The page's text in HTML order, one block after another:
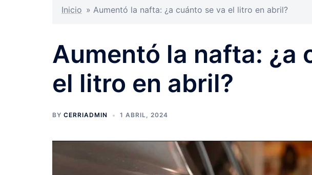
Inicio » Aumentó la nafta: ¿a cuánto se va el litro en abril?
Aumentó la nafta: ¿a
el litro en abril?
BY CERRIADMIN 1 ABRIL, 2024